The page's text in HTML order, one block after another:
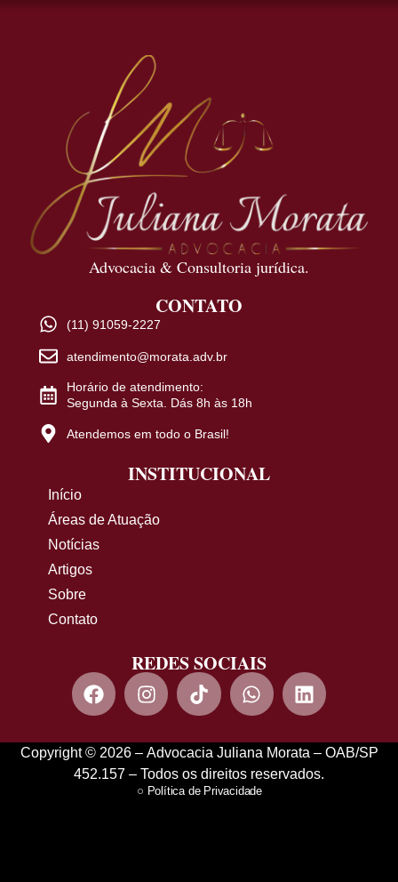
Advocacia & Consultoria jurídica.
CONTATO
(11) 91059-2227
atendimento@morata.adv.br
Horário de atendimento:
Segunda à Sexta. Dás 8h às 18h
Atendemos em todo o Brasil!
INSTITUCIONAL
Início
Áreas de Atuação
Notícias
Artigos
Sobre
Contato
REDES SOCIAIS
Copyright © 2026 – Advocacia Juliana Morata – OAB/SP
452.157 – Todos os direitos reservados.
Política de Privacidade